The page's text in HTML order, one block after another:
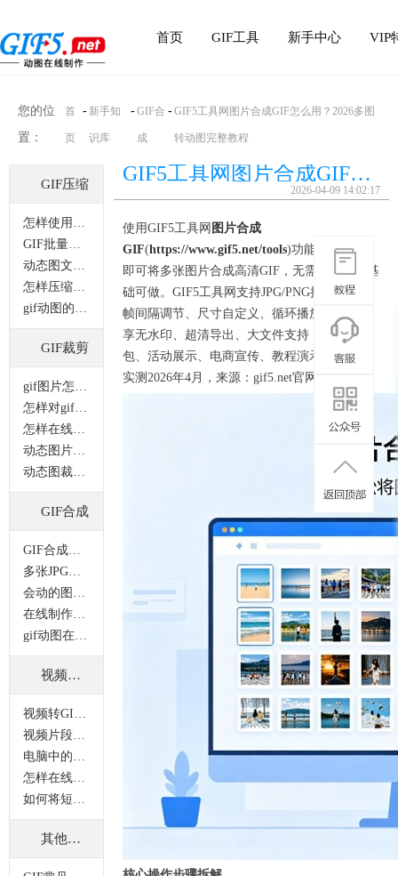
首页 GIF工具 新手中心 VIP
您的位
置：
首
页
- 新手知
识库
-GIF合
成
-GIF5工具网图片合成GIF怎么用？2026多图
转动图完整教程
GIF压缩
怎样使用电脑来压缩gif动图？
GIF批量压缩功能该如何操作？
动态图文件怎样才能缩小？
怎样压缩gif动图添加成表情？
gif动图的体积怎么变小？
GIF裁剪
gif图片怎样裁剪？
怎样对gif动图进行尺寸裁剪？
怎样在线裁剪gif图片？
动态图片裁剪怎样操作 ？
动态图裁剪后变成静态图片怎么办？
GIF合成
GIF合成功能如何使用？
多张JPG图片怎样合并成一张GIF图片？
会动的图片怎么做？gif动图制作的方法有哪些？
在线制作有趣gif图片的三步简单操作
gif动图在线怎么做？在线作图的简单方法
视频转GIF
视频转GIF功能如何在线操作？
视频片段如何转化为GIF图片？
电脑中的GIF图都无法正常播放该怎么办？
怎样在线把视频转gif？
如何将短视频制作成gif动图？
其他问题
GIF5工具网图片合成GIF怎么用？2026多图转动图完整教程
2026-04-09 14:02:17
使用GIF5工具网 图片合成
GIF(https://www.gif5.net/tools)功能，只需3步
即可将多张图片合成高清GIF，无需安装、零基
础可做。GIF5工具网支持JPG/PNG批量上传、
帧间隔调节、尺寸自定义、循环播放，会员可
享无水印、超清导出、大文件支持，适配表情
包、活动展示、电商宣传、教程演示全场景。
实测2026年4月，来源：gif5.net官网。